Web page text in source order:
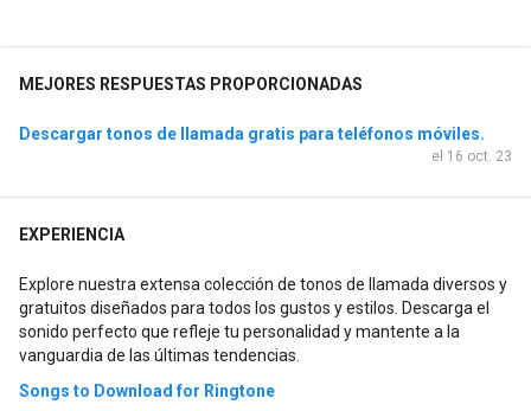
MEJORES RESPUESTAS PROPORCIONADAS
Descargar tonos de llamada gratis para teléfonos móviles.
el 16 oct. 23
EXPERIENCIA
Explore nuestra extensa colección de tonos de llamada diversos y
gratuitos diseñados para todos los gustos y estilos. Descarga el
sonido perfecto que refleje tu personalidad y mantente a la
vanguardia de las últimas tendencias.
Songs to Download for Ringtone